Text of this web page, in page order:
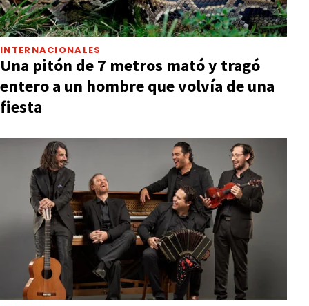
INTERNACIONALES
Una pitón de 7 metros mató y tragó
entero a un hombre que volvía de una
fiesta